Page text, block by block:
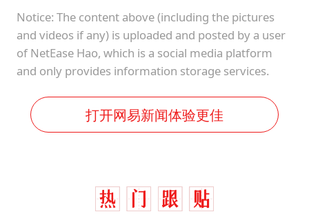
Notice: The content above (including the pictures
and videos if any) is uploaded and posted by a user
of NetEase Hao, which is a social media platform
and only provides information storage services.
打开网易新闻体验更佳